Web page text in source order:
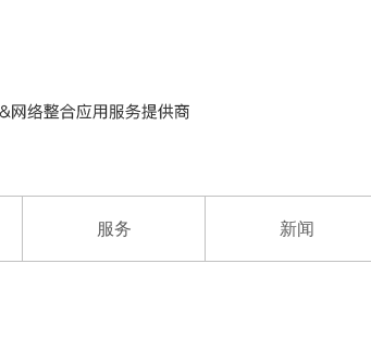
服务 新闻